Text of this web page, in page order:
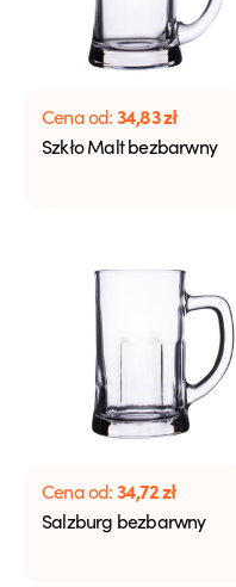
Cena od:34,83zł
Szkło Malt bezbarwny
Cena od:34,72zł
Salzburg bezbarwny